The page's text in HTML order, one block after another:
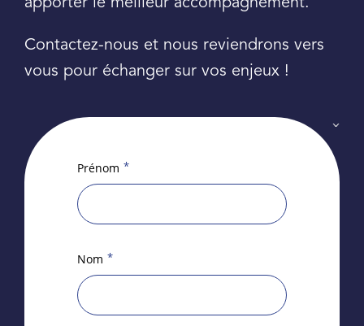
Contactez-nous et nous reviendrons vers
vous pour échanger sur vos enjeux !
Prénom *
Nom *